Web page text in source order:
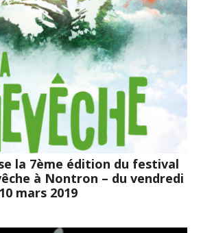
la 7ème édition du festival
à Nontron – du vendredi
mars 2019